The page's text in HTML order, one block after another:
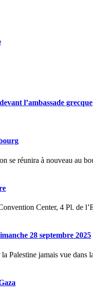
l’ambassade grecque
28 septembre 2025